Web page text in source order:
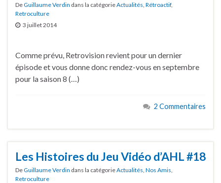
DeGuillaume Verdin dans la catégorieActualités Rétroactif,
Retroculture
3 juillet 2014
Comme prévu, Retrovision revient pour un dernier
épisode et vous donne donc rendez-vous en septembre
pour la saison 8 (…)
2 Commentaires
Les Histoires du Jeu Vidéo d’AHL #18
DeGuillaume Verdin dans la catégorieActualités Nos Amis
Retroculture